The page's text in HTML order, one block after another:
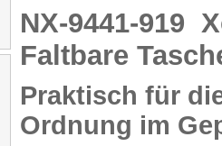
NX-9441-919
Faltbare
Praktisch für
Ordnung im